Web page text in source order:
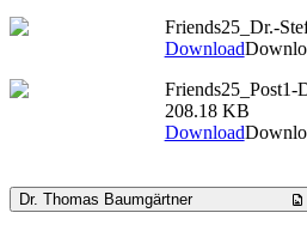
Friends25_Dr.-
Download
Friends25_Post1-
208.18 KB
Download
Dr. Thomas Baumgärtner